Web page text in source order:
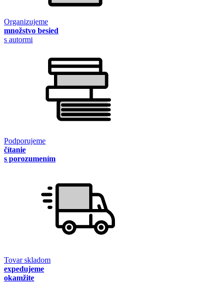
Organizujeme
množstvo besied
s autormi
Podporujeme
čítanie
s porozumením
Tovar skladom
expedujeme
okamžite